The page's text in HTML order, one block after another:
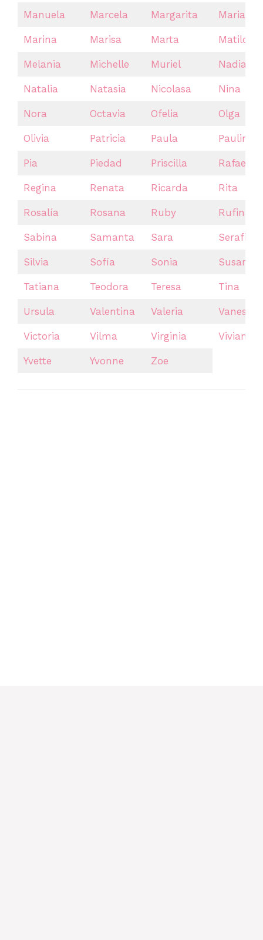
Manuela Marcela Margarita Maria
Marina Marisa Marta Matilda
Melania Michelle Muriel Nadia
Natalia Natasia Nicolasa Nina
Nora Octavia Ofelia Olga
Olivia Patricia Paula Paulina
Pia Piedad Priscilla Rafaela
Regina Renata Ricarda Rita
Rosalía Rosana Ruby Rufina
Sabina Samanta Sara Serafina
Silvia Sofía Sonia Susana
Tatiana Teodora Teresa Tina
Ursula Valentina Valeria Vanessa
Victoria Vilma Virginia Vivian
Yvette Yvonne Zoe